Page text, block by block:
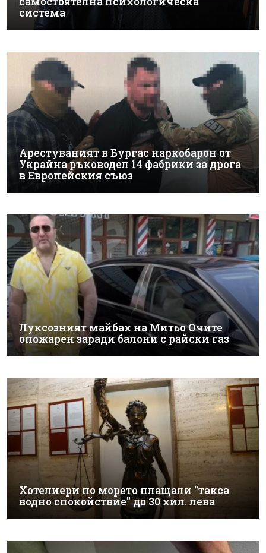
система
Арестуваният в Бургас наркобарон от
Украйна ръководел 14 фабрики за дрога
в Европейския съюз
Луксозният майбах на Митьо Очите
опожарен заради балони с райски газ
Хотелиери по морето плащали "такса
водно спокойствие" до 30 хил. лева